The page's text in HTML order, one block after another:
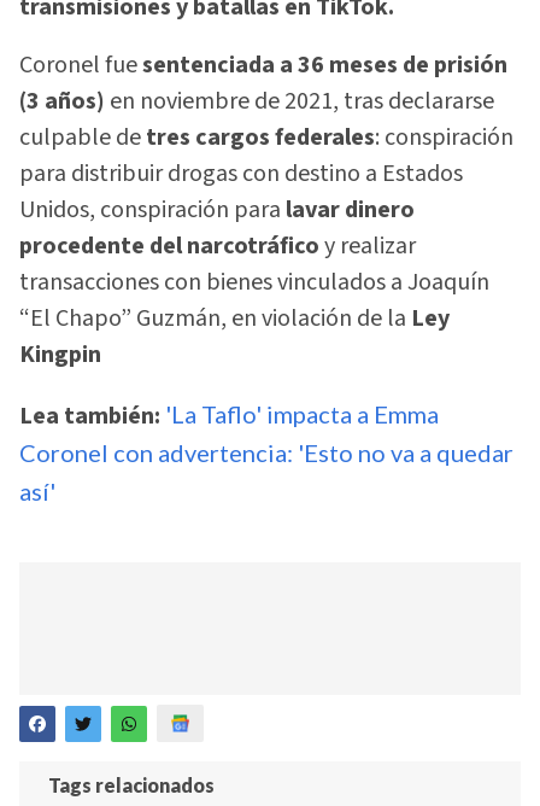
transmisiones y batallas en TikTok.
Coronel fuesentenciada a 36 meses de prisión
(3 años) en noviembre de 2021, tras declararse
culpable detres cargos federales: conspiración
para distribuir drogas con destino a Estados
Unidos, conspiración para lavar dinero
procedente del narcotráficoy realizar
transacciones con bienes vinculados a Joaquín
“El Chapo” Guzmán, en violación de la Ley
Kingpin
Lea también: 'La Taflo' impacta a Emma
Coronel con advertencia: 'Esto no va a quedar
así'
Tags relacionados